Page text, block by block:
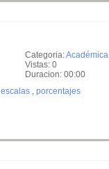
Categoria:Académica
Vistas: 0
Duracion: 00:00
escalas , porcentajes